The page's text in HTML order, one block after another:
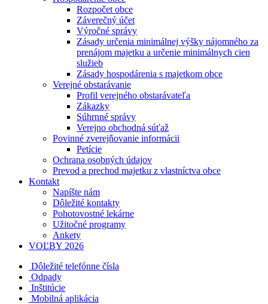
Rozpočet obce
Záverečný účet
Výročné správy
Zásady určenia minimálnej výšky nájomného za
prenájom majetku a určenie minimálnych cien
služieb
Zásady hospodárenia s majetkom obce
Verejné obstarávanie
Profil verejného obstarávateľa
Zákazky
Súhrnné správy
Verejno obchodná súťaž
Povinné zverejňovanie informácii
Petície
Ochrana osobných údajov
Prevod a prechod majetku z vlastníctva obce
Kontakt
Napíšte nám
Dôležité kontakty
Pohotovostné lekárne
Užitočné programy
Ankety
VOĽBY 2026
Dôležité telefónne čísla
Odpady
Inštitúcie
Mobilná aplikácia